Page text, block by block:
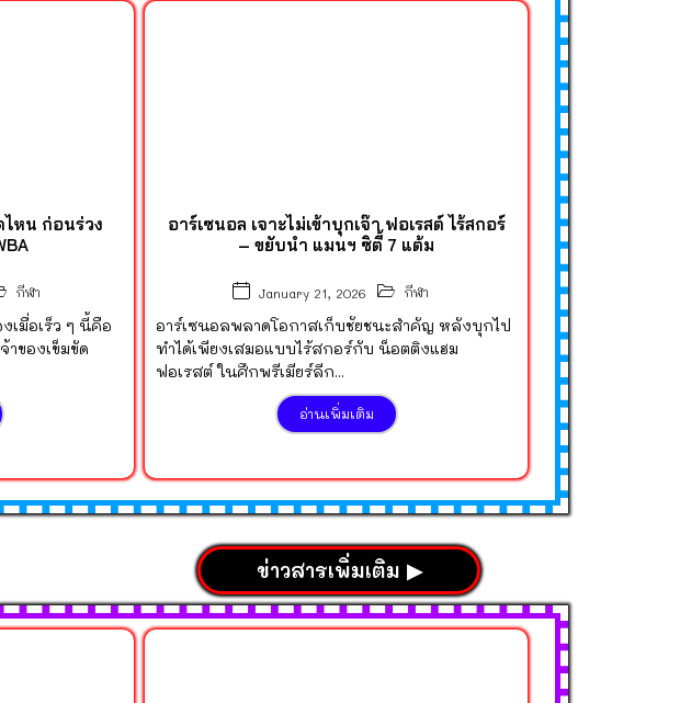
หน ก่อนร่วง
กีฬา
มื่อเร็ว ๆ นี้คือ
ของเข็มขัด
อาร์เซนอล เจาะไม่เข้าบุกเจ๊า ฟอเรสต์ ไร้สกอร์
– ขยับนำ แมนฯ ซิตี้ 7 แต้ม
January 21, 2026 กีฬา
อาร์เซนอลพลาดโอกาสเก็บชัยชนะสำคัญ หลังบุกไป
ทำได้เพียงเสมอแบบไร้สกอร์กับ น็อตติงแฮม
ฟอเรสต์ ในศึกพรีเมียร์ลีก...
อ่านเพิ่มเติม
ข่าวสารเพิ่มเติม ▶